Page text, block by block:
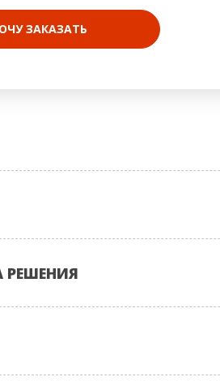
ЗАКАЗАТЬ
РЕШЕНИЯ